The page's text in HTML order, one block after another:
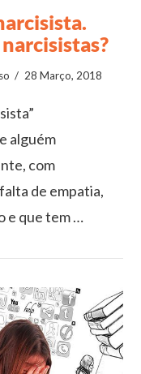
28 Março, 2018
alguém
com
de empatia,
e que tem …